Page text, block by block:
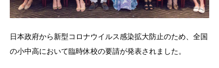
日本政府から新型コロナウイルス感染拡大防止のため、全国
の小中高において臨時休校の要請が発表されました。